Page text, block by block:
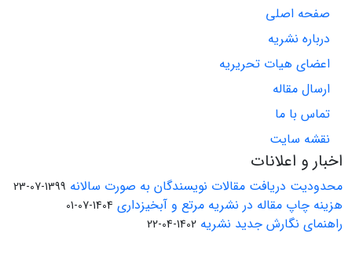
صفحه اصلی
درباره نشریه
اعضای هیات تحریریه
ارسال مقاله
تماس با ما
نقشه سایت
اخبار و اعلانات
محدودیت دریافت مقالات نویسندگان به صورت سالانه 1399-07-23
هزینه چاپ مقاله در نشریه مرتع و آبخیزداری 1404-07-01
راهنمای نگارش جدید نشریه 1402-04-22